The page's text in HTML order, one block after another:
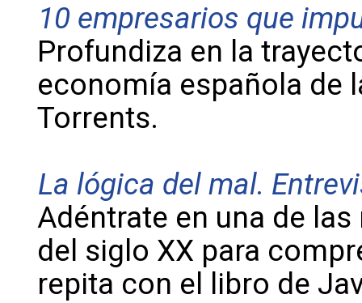
10 empresarios que
Profundiza en la
economía española de
Torrents.
La lógica del mal.
Adéntrate en una de
del siglo XX para
repita con el libro de